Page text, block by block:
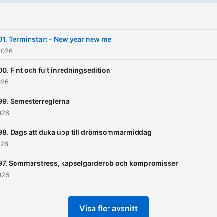
Media.
Terminstart - New year new me
Fint och fult inredningsedition
Semesterreglerna
Dags att duka upp till drömsommarmiddag
Sommarstress, kapselgarderob och kompromisser
Visa fler avsnitt